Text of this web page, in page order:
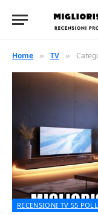
Home » TV »
RECENSIONI TV 55